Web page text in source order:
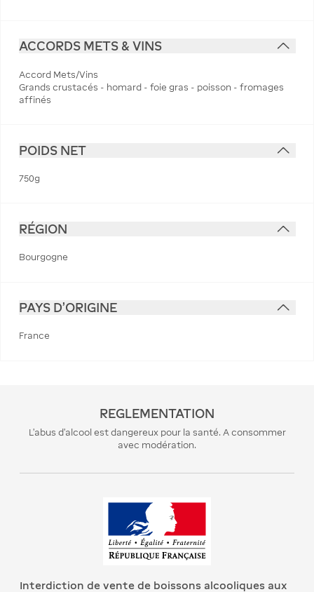
ACCORDS METS & VINS
Accord Mets/Vins
Grands crustacés - homard - foie gras - poisson - fromages
affinés
POIDS NET
750g
RÉGION
Bourgogne
PAYS D'ORIGINE
France
REGLEMENTATION
L’abus d’alcool est dangereux pour la santé. A consommer
avec modération.
Interdiction de vente de boissons alcooliques aux